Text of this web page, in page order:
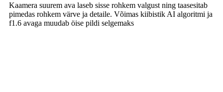
Kaamera suurem ava laseb sisse rohkem valgust ning taasesitab
pimedas rohkem värve ja detaile. Võimas kiibistik AI algoritmi ja
f1.6 avaga muudab öise pildi selgemaks